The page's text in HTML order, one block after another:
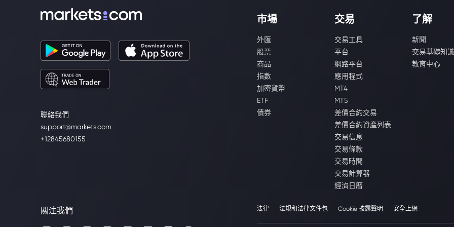
聯絡我們
support@markets.com
+12845680155
市場
外匯
股票
商品
指數
加密貨幣
ETF
債券
交易
交易工具
平台
網路平台
應用程式
MT4
MT5
差價合約交易
差價合約資產列表
交易信息
交易條款
交易時間
交易計算器
經濟日曆
了解
新聞
交易基礎知識
教育中心
關注我們 法律 法規和法律文件包 Cookie 披露聲明 安全上網